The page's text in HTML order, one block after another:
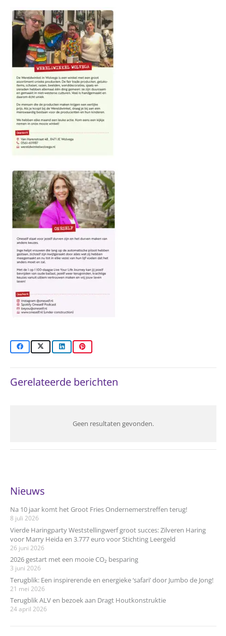
Gerelateerde berichten
Geen resultaten gevonden.
Nieuws
Na 10 jaar komt het Groot Fries Ondernemerstreffen terug!
8 juli 2026
Vierde Haringparty Weststellingwerf groot succes: Zilveren Haring
voor Marry Heida en 3.777 euro voor Stichting Leergeld
26 juni 2026
2026 gestart met een mooie CO₂ besparing
3 juni 2026
Terugblik: Een inspirerende en energieke ‘safari’ door Jumbo de Jong!
21 mei 2026
Terugblik ALV en bezoek aan Dragt Houtkonstruktie
24 april 2026